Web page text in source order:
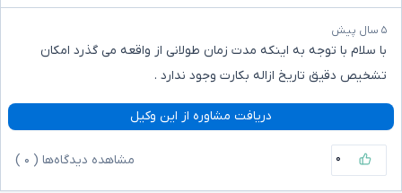
۵ سال پیش
با سلام با توجه به اینکه مدت زمان طولانی از واقعه می گذرد امکان
تشخیص دقیق تاریخ ازاله بکارت وجود ندارد .
دریافت مشاوره از این وکیل
۰ مشاهده دیدگاه‌ها ( ۰